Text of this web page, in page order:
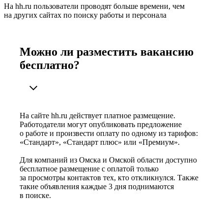
На hh.ru пользователи проводят больше времени, чем
на других сайтах по поиску работы и персонала
Можно ли разместить вакансию
бесплатно?
На сайте hh.ru действует платное размещение.
Работодатели могут опубликовать предложение
о работе и произвести оплату по одному из тарифов:
«Стандарт», «Стандарт плюс» или «Премиум».
Для компаний из Омска и Омской области доступно
бесплатное размещение с оплатой только
за просмотры контактов тех, кто откликнулся. Также
такие объявления каждые 3 дня поднимаются
в поиске.